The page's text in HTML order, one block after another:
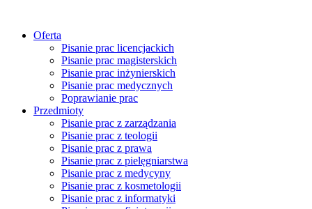
treści
Oferta
Pisanie prac licencjackich
Pisanie prac magisterskich
Pisanie prac inżynierskich
Pisanie prac medycznych
Poprawianie prac
Przedmioty
Pisanie prac z zarządzania
Pisanie prac z teologii
Pisanie prac z prawa
Pisanie prac z pielęgniarstwa
Pisanie prac z medycyny
Pisanie prac z kosmetologii
Pisanie prac z informatyki